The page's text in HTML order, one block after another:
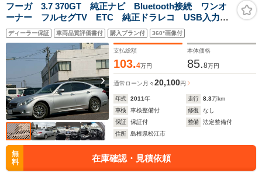
フーガ 3.7 370GT 純正ナビ Bluetooth接続 ワンオ
ーナー フルセグTV ETC 純正ドラレコ USB入力端
子 電動シート バックカメラ DVD再生 横滑り防
止 社外アルミ CD再生 インテリキー
ディーラー保証 車両品質評価書付 購入プラン付 360°画像付
支払総額
103.4万円
本体価格
85.8万円
通常ローン 月々20,100円
年式 2011年 走行 8.3万km
車検
車検整備付 修復
なし
保証
保証付 整備
法定整備付
住所
島根県松江市
無
料
在庫確認・見積依頼